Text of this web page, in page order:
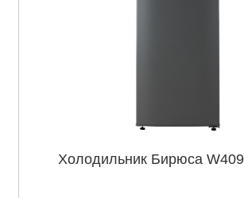
Холодильник Бирюса